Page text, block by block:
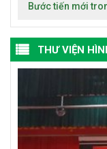
Bước tiến mới
THƯ VIỆN